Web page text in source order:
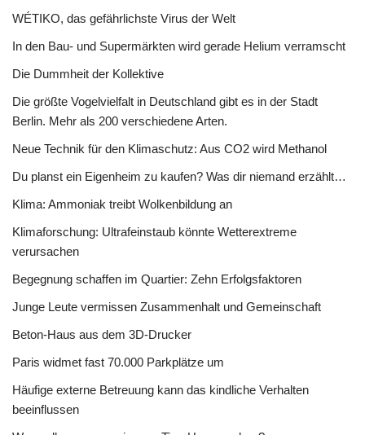
WÉTIKO, das gefährlichste Virus der Welt
In den Bau- und Supermärkten wird gerade Helium verramscht
Die Dummheit der Kollektive
Die größte Vogelvielfalt in Deutschland gibt es in der Stadt
Berlin. Mehr als 200 verschiedene Arten.
Neue Technik für den Klimaschutz: Aus CO2 wird Methanol
Du planst ein Eigenheim zu kaufen? Was dir niemand erzählt…
Klima: Ammoniak treibt Wolkenbildung an
Klimaforschung: Ultrafeinstaub könnte Wetterextreme
verursachen
Begegnung schaffen im Quartier: Zehn Erfolgsfaktoren
Junge Leute vermissen Zusammenhalt und Gemeinschaft
Beton-Haus aus dem 3D-Drucker
Paris widmet fast 70.000 Parkplätze um
Häufige externe Betreuung kann das kindliche Verhalten
beeinflussen